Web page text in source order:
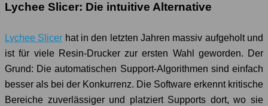
Lychee Slicer: Die intuitive Alternative
Lychee Slicer hat in den letzten Jahren massiv aufgeholt und
ist für viele Resin-Drucker zur ersten Wahl geworden. Der
Grund: Die automatischen Support-Algorithmen sind einfach
besser als bei der Konkurrenz. Die Software erkennt kritische
Bereiche zuverlässiger und platziert Supports dort, wo sie